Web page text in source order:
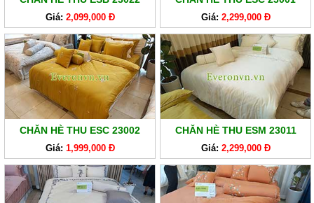
Giá: 2,099,000 Đ Giá: 2,299,000 Đ
CHĂN HÈ THU ESC 23002
Giá: 1,999,000 Đ
CHĂN HÈ THU ESM 23011
Giá: 2,299,000 Đ